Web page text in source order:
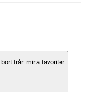
från mina favoriter